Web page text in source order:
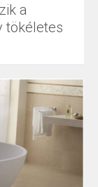
a
tökéletes